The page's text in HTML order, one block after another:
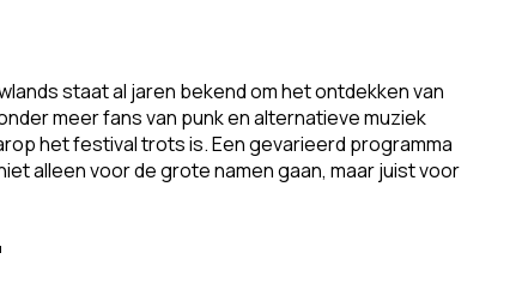
staat al jaren bekend om het ontdekken van
meer fans van punk en alternatieve muziek
het festival trots is. Een gevarieerd programma
alleen voor de grote namen gaan, maar juist voor